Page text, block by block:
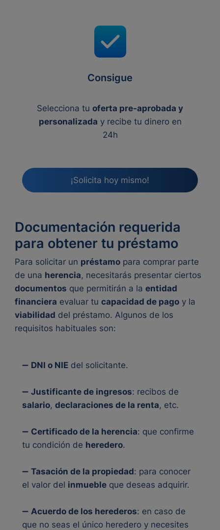
Consigue
Selecciona tu oferta pre-aprobada y
personalizada y recibe tu dinero en
24h
¡Solicita hoy mismo!
Documentación requerida
para obtener tu préstamo
Para solicitar un préstamo para comprar parte
de una herencia, necesitarás presentar ciertos
documentos que permitirán a la entidad
financiera evaluar tu capacidad de pago y la
viabilidad del préstamo. Algunos de los
requisitos habituales son:
➖ DNI o NIE del solicitante.
➖ Justificante de ingresos: recibos de
salario, declaraciones de la renta, etc.
➖ Certificado de la herencia: que confirme
tu condición de heredero.
➖ Tasación de la propiedad: para conocer
el valor del inmueble que deseas adquirir.
➖ Acuerdo de los herederos: en caso de
que no seas el único heredero y necesites